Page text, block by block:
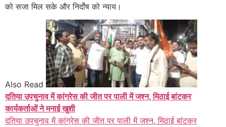
को सजा मिल सके और निर्दोष को न्याय।
Also Read
दतिया उपचुनाव में कांग्रेस की जीत पर पाली में जश्न, मिठाई बांटकर
कार्यकर्ताओं ने मनाई खुशी
दतिया उपचुनाव में कांग्रेस की जीत पर पाली में जश्न, मिठाई बांटकर